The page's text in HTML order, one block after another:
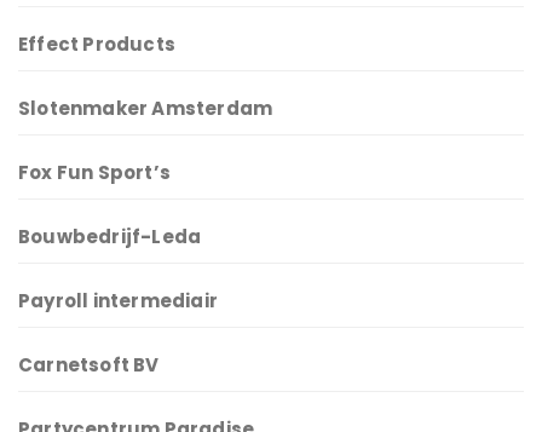
Effect Products
Slotenmaker Amsterdam
Fox Fun Sport’s
Bouwbedrijf-Leda
Payroll intermediair
Carnetsoft BV